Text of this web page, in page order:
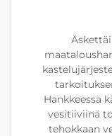
Hankkeessa
vesitiiviinä
tehokkaan